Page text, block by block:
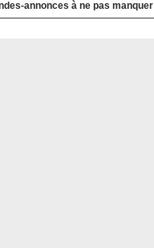
annonces à ne pas manquer